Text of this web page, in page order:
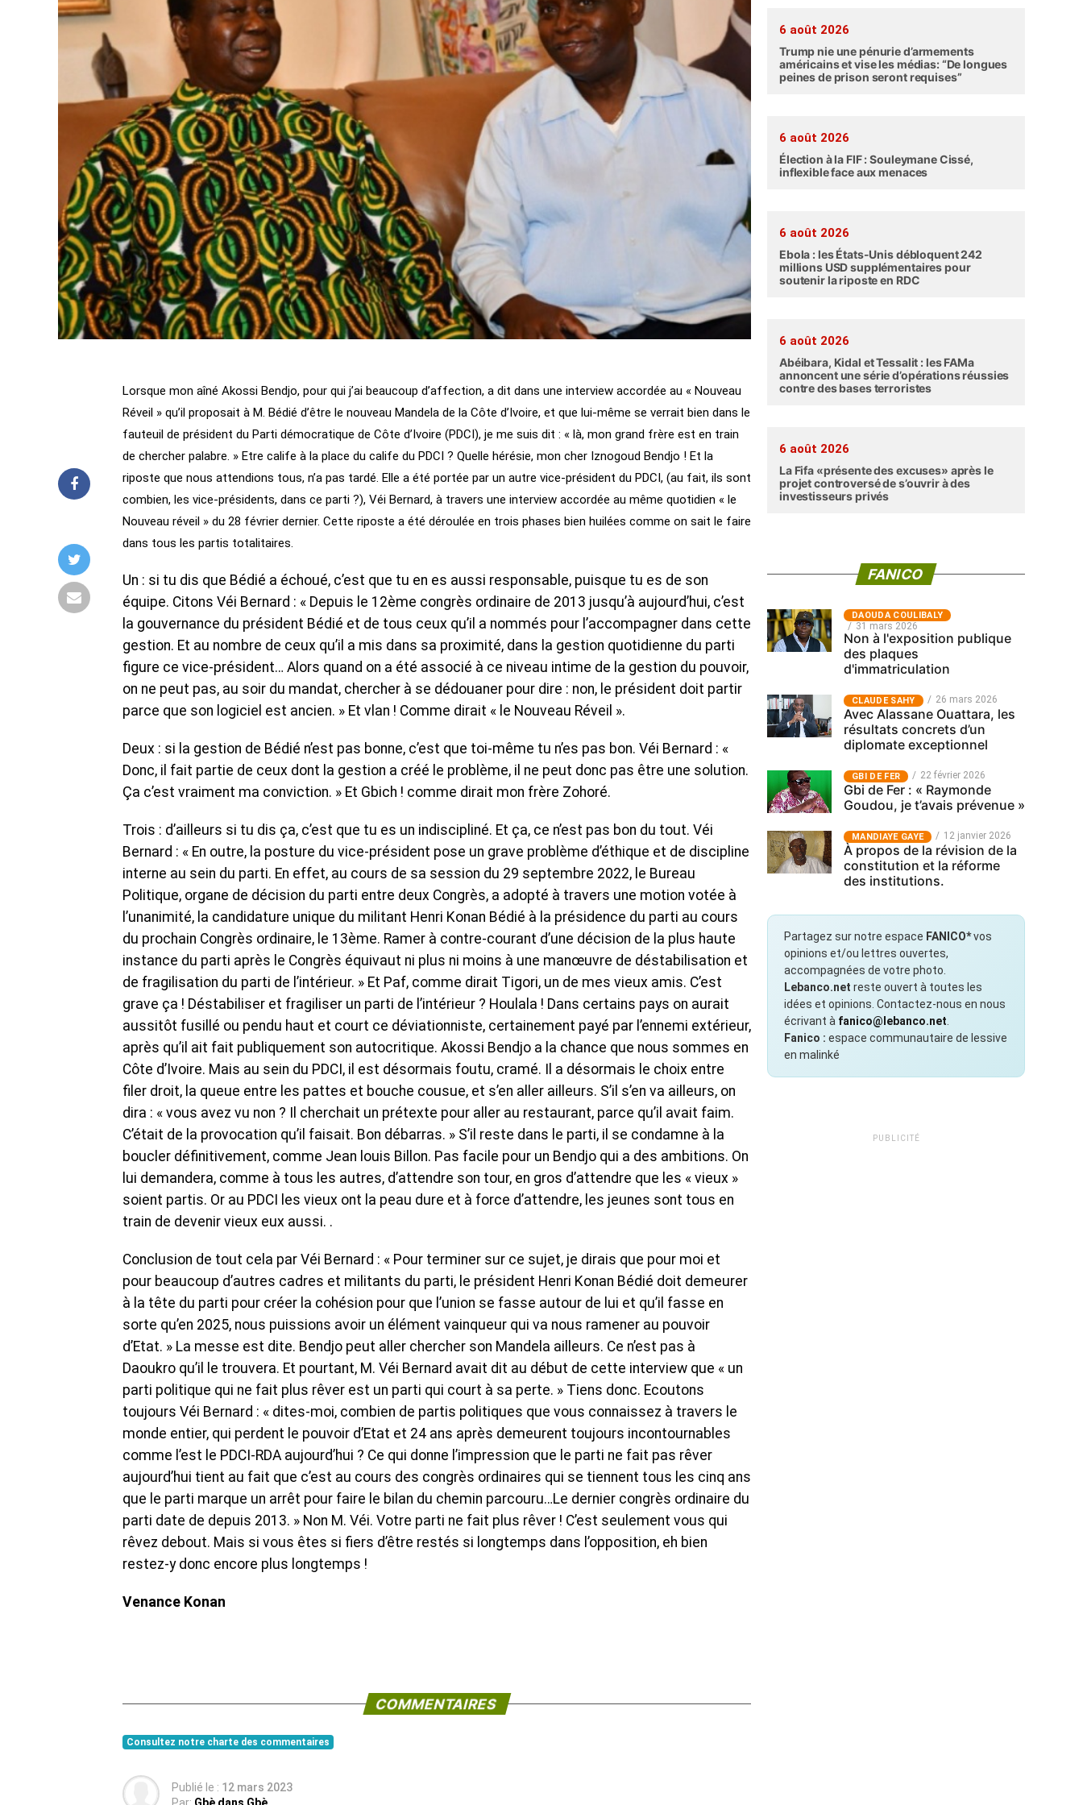
Lorsque mon aîné Akossi Bendjo, pour qui j’ai beaucoup d’affection, a dit dans une interview accordée au « Nouveau
Réveil » qu’il proposait à M. Bédié d’être le nouveau Mandela de la Côte d’Ivoire, et que lui-même se verrait bien dans le
fauteuil de président du Parti démocratique de Côte d’Ivoire (PDCI), je me suis dit : « là, mon grand frère est en train
de chercher palabre. » Etre calife à la place du calife du PDCI ? Quelle hérésie, mon cher Iznogoud Bendjo ! Et la
riposte que nous attendions tous, n’a pas tardé. Elle a été portée par un autre vice-président du PDCI, (au fait, ils sont
combien, les vice-présidents, dans ce parti ?), Véi Bernard, à travers une interview accordée au même quotidien « le
Nouveau réveil » du 28 février dernier. Cette riposte a été déroulée en trois phases bien huilées comme on sait le faire
dans tous les partis totalitaires.
Un : si tu dis que Bédié a échoué, c’est que tu en es aussi responsable, puisque tu es de son
équipe. Citons Véi Bernard : « Depuis le 12ème congrès ordinaire de 2013 jusqu’à aujourd’hui, c’est
la gouvernance du président Bédié et de tous ceux qu’il a nommés pour l’accompagner dans cette
gestion. Et au nombre de ceux qu’il a mis dans sa proximité, dans la gestion quotidienne du parti
figure ce vice-président… Alors quand on a été associé à ce niveau intime de la gestion du pouvoir,
on ne peut pas, au soir du mandat, chercher à se dédouaner pour dire : non, le président doit partir
parce que son logiciel est ancien. » Et vlan ! Comme dirait « le Nouveau Réveil ».
Deux : si la gestion de Bédié n’est pas bonne, c’est que toi-même tu n’es pas bon. Véi Bernard : «
Donc, il fait partie de ceux dont la gestion a créé le problème, il ne peut donc pas être une solution.
Ça c’est vraiment ma conviction. » Et Gbich ! comme dirait mon frère Zohoré.
Trois : d’ailleurs si tu dis ça, c’est que tu es un indiscipliné. Et ça, ce n’est pas bon du tout. Véi
Bernard : « En outre, la posture du vice-président pose un grave problème d’éthique et de discipline
interne au sein du parti. En effet, au cours de sa session du 29 septembre 2022, le Bureau
Politique, organe de décision du parti entre deux Congrès, a adopté à travers une motion votée à
l’unanimité, la candidature unique du militant Henri Konan Bédié à la présidence du parti au cours
du prochain Congrès ordinaire, le 13ème. Ramer à contre-courant d’une décision de la plus haute
instance du parti après le Congrès équivaut ni plus ni moins à une manœuvre de déstabilisation et
de fragilisation du parti de l’intérieur. » Et Paf, comme dirait Tigori, un de mes vieux amis. C’est
grave ça ! Déstabiliser et fragiliser un parti de l’intérieur ? Houlala ! Dans certains pays on aurait
aussitôt fusillé ou pendu haut et court ce déviationniste, certainement payé par l’ennemi extérieur,
après qu’il ait fait publiquement son autocritique. Akossi Bendjo a la chance que nous sommes en
Côte d’Ivoire. Mais au sein du PDCI, il est désormais foutu, cramé. Il a désormais le choix entre
filer droit, la queue entre les pattes et bouche cousue, et s’en aller ailleurs. S’il s’en va ailleurs, on
dira : « vous avez vu non ? Il cherchait un prétexte pour aller au restaurant, parce qu’il avait faim.
C’était de la provocation qu’il faisait. Bon débarras. » S’il reste dans le parti, il se condamne à la
boucler définitivement, comme Jean louis Billon. Pas facile pour un Bendjo qui a des ambitions. On
lui demandera, comme à tous les autres, d’attendre son tour, en gros d’attendre que les « vieux »
soient partis. Or au PDCI les vieux ont la peau dure et à force d’attendre, les jeunes sont tous en
train de devenir vieux eux aussi. .
Conclusion de tout cela par Véi Bernard : « Pour terminer sur ce sujet, je dirais que pour moi et
pour beaucoup d’autres cadres et militants du parti, le président Henri Konan Bédié doit demeurer
à la tête du parti pour créer la cohésion pour que l’union se fasse autour de lui et qu’il fasse en
sorte qu’en 2025, nous puissions avoir un élément vainqueur qui va nous ramener au pouvoir
d’Etat. » La messe est dite. Bendjo peut aller chercher son Mandela ailleurs. Ce n’est pas à
Daoukro qu’il le trouvera. Et pourtant, M. Véi Bernard avait dit au début de cette interview que « un
parti politique qui ne fait plus rêver est un parti qui court à sa perte. » Tiens donc. Ecoutons
toujours Véi Bernard : « dites-moi, combien de partis politiques que vous connaissez à travers le
monde entier, qui perdent le pouvoir d’Etat et 24 ans après demeurent toujours incontournables
comme l’est le PDCI-RDA aujourd’hui ? Ce qui donne l’impression que le parti ne fait pas rêver
aujourd’hui tient au fait que c’est au cours des congrès ordinaires qui se tiennent tous les cinq ans
que le parti marque un arrêt pour faire le bilan du chemin parcouru…Le dernier congrès ordinaire du
parti date de depuis 2013. » Non M. Véi. Votre parti ne fait plus rêver ! C’est seulement vous qui
rêvez debout. Mais si vous êtes si fiers d’être restés si longtemps dans l’opposition, eh bien
restez-y donc encore plus longtemps !
Venance Konan
COMMENTAIRES
Consultez notre charte des commentaires
Publié le : 12 mars 2023
6 août 2026
Trump nie une pénurie d’armements
américains et vise les médias: “De longues
peines de prison seront requises”
6 août 2026
Élection à la FIF : Souleymane Cissé,
inflexible face aux menaces
6 août 2026
Ebola : les États-Unis débloquent 242
millions USD supplémentaires pour
soutenir la riposte en RDC
6 août 2026
Abéibara, Kidal et Tessalit : les FAMa
annoncent une série d’opérations réussies
contre des bases terroristes
6 août 2026
La Fifa «présente des excuses» après le
projet controversé de s’ouvrir à des
investisseurs privés
FANICO
‎DAOUDA COULIBALY
31 mars 2026
Non à l'exposition publique
des plaques
d'immatriculation
CLAUDE SAHY 26 mars 2026
Avec Alassane Ouattara, les
résultats concrets d’un
diplomate exceptionnel
GBI DE FER 22 février 2026
Gbi de Fer : « Raymonde
Goudou, je t’avais prévenue »
MANDIAYE GAYE 12 janvier 2026
À propos de la révision de la
constitution et la réforme
des institutions.
Partagez sur notre espace FANICO*vos
opinions et/ou lettres ouvertes,
accompagnées de votre photo.
Lebanco.net reste ouvert à toutes les
idées et opinions. Contactez-nous en nous
écrivant à fanico@lebanco.net
Fanico : espace communautaire de lessive
en malinké
PUBLICITÉ